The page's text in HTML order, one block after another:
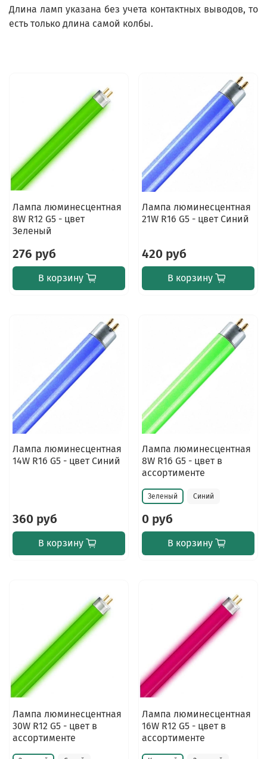
Длина ламп указана без учета контактных выводов, то
есть только длина самой колбы.
Лампа люминесцентная
8W R12 G5 - цвет
Зеленый
276 руб
В корзину
Лампа люминесцентная
21W R16 G5 - цвет Синий
420 руб
В корзину
Лампа люминесцентная
14W R16 G5 - цвет Синий
360 руб
В корзину
Лампа люминесцентная
8W R16 G5 - цвет в
ассортименте
Зеленый Синий
0 руб
В корзину
Лампа люминесцентная
30W R12 G5 - цвет в
ассортименте
Лампа люминесцентная
16W R12 G5 - цвет в
ассортименте